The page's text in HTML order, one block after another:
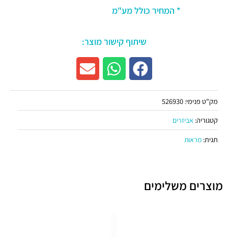
* המחיר כולל מע"מ
שיתוף קישור מוצר:
מק"ט פנימי: 526930
קטגוריה: אביזרים
תגית: מראות
מוצרים משלימים